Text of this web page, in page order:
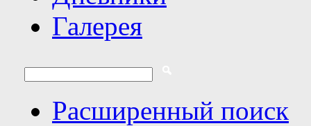
Галерея
Расширенный поиск